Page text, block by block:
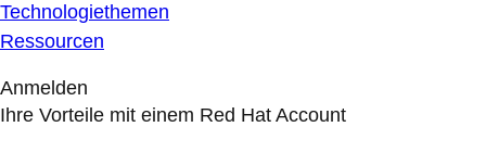
Technologiethemen
Ressourcen
Anmelden
Ihre Vorteile mit einem Red Hat Account